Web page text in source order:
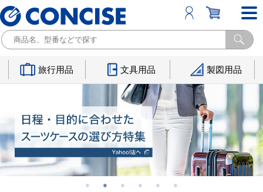
旅行用品 文具用品 製図用品